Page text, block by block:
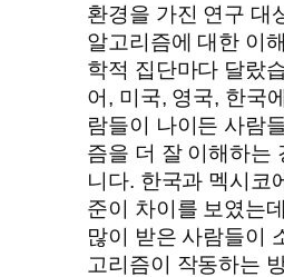
환경을 가진 연구 대
알고리즘에 대한 이
학적 집단마다 달랐
어, 미국, 영국, 한국
람들이 나이든 사람
즘을 더 잘 이해하는
니다. 한국과 멕시코
준이 차이를 보였는
많이 받은 사람들이
고리즘이 작동하는